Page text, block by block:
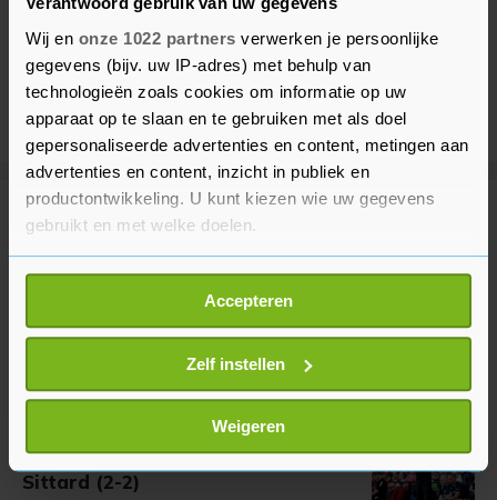
Wij en onze 1022 partners verwerken je persoonlijke
gegevens (bijv. uw IP-adres) met behulp van
technologieën zoals cookies om informatie op uw
apparaat op te slaan en te gebruiken met als doel
gepersonaliseerde advertenties en content, metingen aan
advertenties en content, inzicht in publiek en
productontwikkeling. U kunt kiezen wie uw gegevens
gebruikt en met welke doelen.
Als u het toestaat, willen we ook graag:
Informatie verzamelen over uw geografische
locatie, die tot een paar meter nauwkeurig kan zijn
Uw apparaat identificeren door het actief te
scannen op specifieke eigenschappen (fingerprinting)
Lees meer over hoe uw persoonlijke gegevens worden
verwerkt en stel uw voorkeuren in het
U kunt uw toestemming op elk moment wijzigen of
Accepteren
Zelf instellen
Weigeren
Meer uit Voetbal
FIFA veroordeelt pogingen
Infantino te 'ondermijnen'
Bosz zag 'slecht' PSV in
openingsduel tegen Fortuna
Sittard (2-2)